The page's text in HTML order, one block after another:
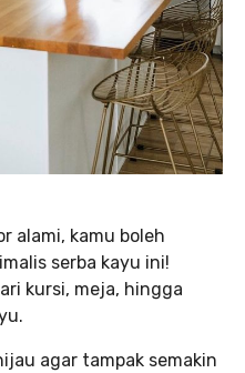
alami, kamu boleh
serba kayu ini!
kursi, meja, hingga
agar tampak semakin